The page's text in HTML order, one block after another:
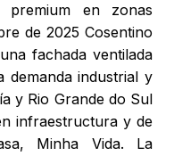
premium en zonas
de 2025 Cosentino
fachada ventilada
demanda industrial y
y Rio Grande do Sul
infraestructura y de
Minha Vida. La